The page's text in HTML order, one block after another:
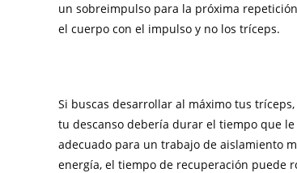
un sobreimpulso para la próxima
el cuerpo con el impulso y no los tríceps.
Si buscas desarrollar al máximo tus
tu descanso debería durar el tiempo que
adecuado para un trabajo de aislamiento
energía, el tiempo de recuperación puede